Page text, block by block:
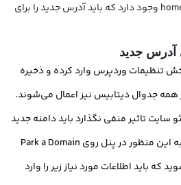
دو ردیف با نام‌های siteurl و home وجود دارد که باید آدرس جدید را برای
تنظیمات وردپرس وارد کرده و ذخیره
همه جدوال دیتابیس نیز اعمال می‌شوند.
سایت تاثیر منفی نگذارد باید دامنه جدید
را روی دامنه قبلی پارک کنید. به این منظور در پنل روی Park a Domain
که باید اطلاعات مورد نیاز زیر را وارد